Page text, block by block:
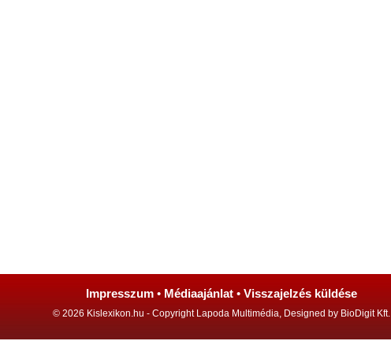
Impresszum • Médiaajánlat • Visszajelzés küldése
© 2026 Kislexikon.hu - Copyright Lapoda Multimédia, Designed by BioDigit Kft.